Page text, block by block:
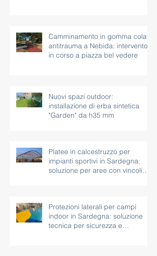
Camminamento in gomma colata
antitrauma a Nebida: intervento
in corso a piazza bel vedere
Nuovi spazi outdoor:
installazione di erba sintetica
"Garden" da h35 mm
Platee in calcestruzzo per
impianti sportivi in Sardegna:
soluzione per aree con vincoli
Protezioni laterali per campi
indoor in Sardegna: soluzione
tecnica per sicurezza e